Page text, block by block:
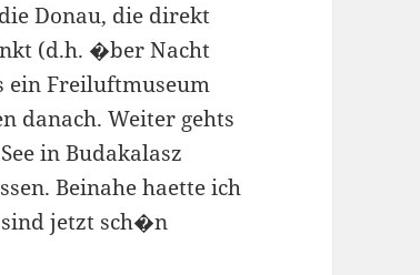
Donau, die direkt
(d.h. �ber Nacht
ein Freiluftmuseum
danach. Weiter gehts
in Budakalasz
Beinahe haette ich
jetzt sch�n